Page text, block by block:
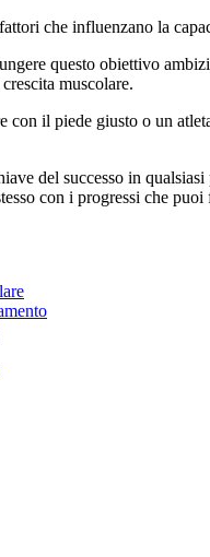
che influenzano la
questo obiettivo
muscolare.
con il piede giusto o un
del successo in
con i progressi che